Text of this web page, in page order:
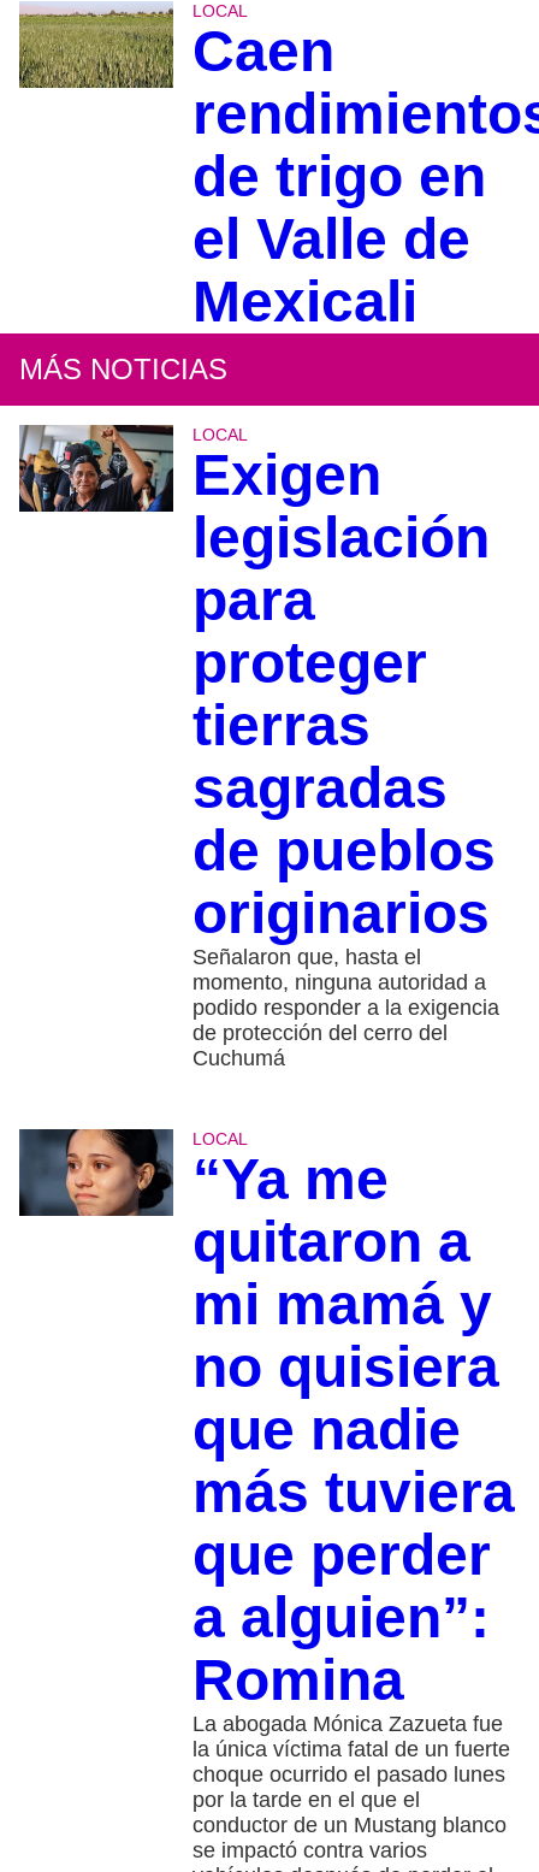
LOCAL
Caen
de trigo en
el Valle de
Mexicali
MÁS NOTICIAS
LOCAL
Exigen
legislación
para
proteger
tierras
sagradas
de pueblos
originarios
Señalaron que, hasta el
momento, ninguna autoridad a
podido responder a la exigencia
de protección del cerro del
Cuchumá
LOCAL
“Ya me
quitaron a
mi mamá y
no quisiera
que nadie
más tuviera
que perder
a alguien”:
Romina
La abogada Mónica Zazueta fue
la única víctima fatal de un fuerte
choque ocurrido el pasado lunes
por la tarde en el que el
conductor de un Mustang blanco
se impactó contra varios